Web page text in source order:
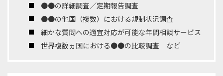
●●の詳細調査／定期報告調査
●●の他国（複数）における規制状況調査
細かな質問への適宜対応が可能な年間相談サービス
世界複数ヵ国における●●の比較調査 など